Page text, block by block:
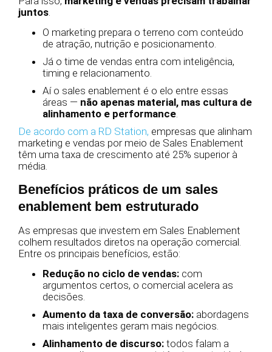
juntos
O marketing prepara o terreno com conteúdo
de atração, nutrição e posicionamento.
Já o time de vendas entra com inteligência,
timing e relacionamento.
Aí o sales enablement é o elo entre essas
áreas — não apenas material, mas cultura de
alinhamento e performance.
De acordo com a RD Station, empresas que alinham
marketing e vendas por meio de Sales Enablement
têm uma taxa de crescimento até 25% superior à
média.
Benefícios práticos de um sales
enablement bem estruturado
As empresas que investem em Sales Enablement
colhem resultados diretos na operação comercial.
Entre os principais benefícios, estão:
Redução no ciclo de vendas: com
argumentos certos, o comercial acelera as
decisões.
Aumento da taxa de conversão: abordagens
mais inteligentes geram mais negócios.
Alinhamento de discurso: todos falam a